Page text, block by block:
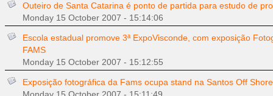
Outeiro de Santa Catarina é ponto de partida para estudo de
Monday 15 October 2007 - 15:14:06
Escola estadual promove 3ª ExpoVisconde, com exposição
FAMS
Monday 15 October 2007 - 15:12:55
Exposição fotográfica da Fams ocupa stand na Santos Off Shore